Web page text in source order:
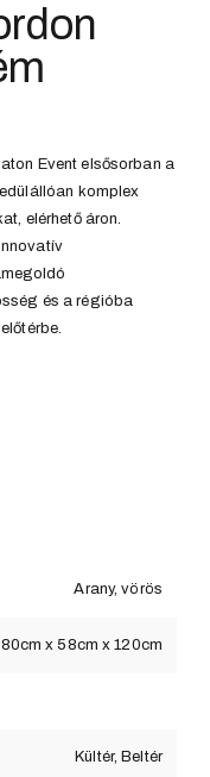
Event elsősorban a
komplex
elérhető áron.
és a régióba
Arany, vörös
80cm x 58cm x 120cm
Kültér, Beltér